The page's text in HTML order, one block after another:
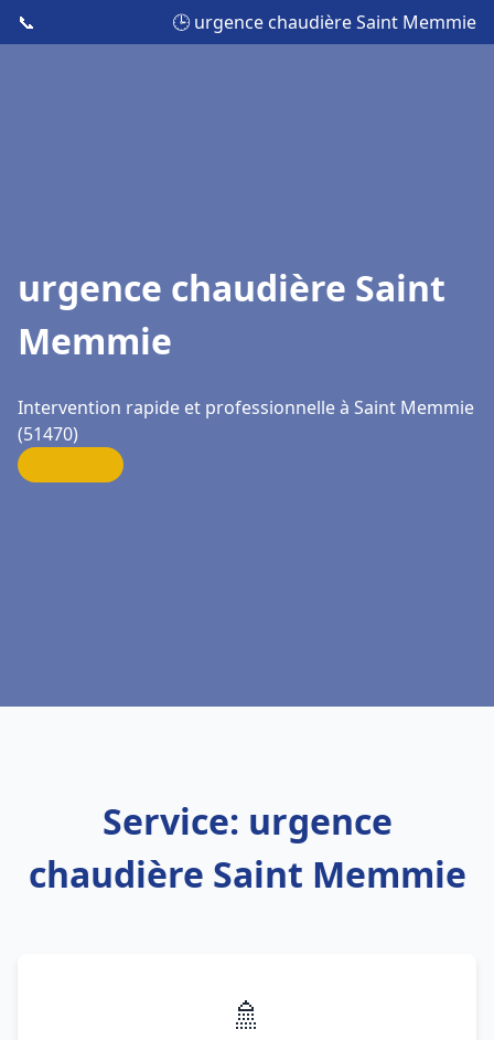
📞 🕒 urgence chaudière Saint Memmie
urgence chaudière Saint
Memmie
Intervention rapide et professionnelle à Saint Memmie
(51470)
Service: urgence
chaudière Saint Memmie
🚿